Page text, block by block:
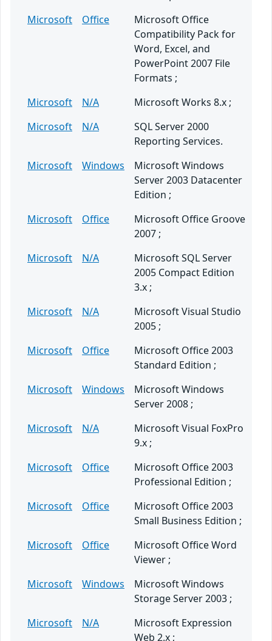
Microsoft
Office
Microsoft Office
Compatibility Pack for
Word, Excel, and
PowerPoint 2007 File
Formats ;
Microsoft
N/A
Microsoft Works 8.x ;
Microsoft
N/A
SQL Server 2000
Reporting Services.
Microsoft
Windows
Microsoft Windows
Server 2003 Datacenter
Edition ;
Microsoft
Office
Microsoft Office Groove
2007 ;
Microsoft
N/A
Microsoft SQL Server
2005 Compact Edition
3.x ;
Microsoft
N/A
Microsoft Visual Studio
2005 ;
Microsoft
Office
Microsoft Office 2003
Standard Edition ;
Microsoft
Windows
Microsoft Windows
Server 2008 ;
Microsoft
N/A
Microsoft Visual FoxPro
9.x ;
Microsoft
Office
Microsoft Office 2003
Professional Edition ;
Microsoft
Office
Microsoft Office 2003
Small Business Edition ;
Microsoft
Office
Microsoft Office Word
Viewer ;
Microsoft
Windows
Microsoft Windows
Storage Server 2003 ;
Microsoft
N/A
Microsoft Expression
Web 2.x ;